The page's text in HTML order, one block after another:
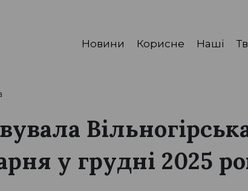
Новини Корисне Наші
у грудні 2025